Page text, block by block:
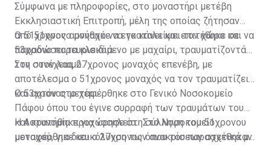
Σύμφωνα με πληροφορίες, στο μοναστήρι μετέβη
Εκκλησιαστική Επιτροπή, μέλη της οποίας ζήτησαν
από 51χρονο μοναχό να εγκαταλείψει τον χώρο και να
παραδώσει τα κλειδιά.
Ο 51χρονος αρνήθηκε να το κάνει και επιτέθηκε σε
53χρονο παρευρισκόμενο με μαχαίρι, τραυματίζοντάς
τον στον λαιμό.
Στη συνέχεια, 27χρονος μοναχός επενέβη, με
αποτέλεσμα ο 51χρονος μοναχός να τον τραυματίζει
και αυτόν στο χέρι.
Ο 53χρονος μεταφέρθηκε στο Γενικό Νοσοκομείο
Πάφου όπου του έγινε συρραφή των τραυμάτων του
και κρατήθηκε για νοσηλεία. Στο Νοσοκομείο
μεταφέρθηκε και ο 27χρονος όπου του παρασχέθηκαν
Η Αστυνομία προχώρησε στη σύλληψη του 51χρονου
μοναχού, για διευκόλυνση των ανακρίσεων σχετικά με